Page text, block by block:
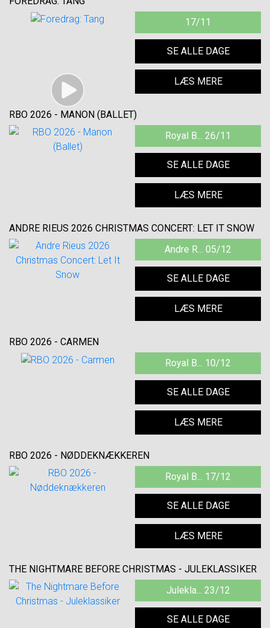
17/11
SE ALLE DAGE
LÆS MERE
RBO 2026 - MANON (BALLET)
Royal B... 26/11
SE ALLE DAGE
LÆS MERE
ANDRE RIEUS 2026 CHRISTMAS CONCERT: LET IT SNOW
Andre R... 05/12
SE ALLE DAGE
LÆS MERE
RBO 2026 - CARMEN
Royal B... 10/12
SE ALLE DAGE
LÆS MERE
RBO 2026 - NØDDEKNÆKKEREN
Royal B... 17/12
SE ALLE DAGE
LÆS MERE
THE NIGHTMARE BEFORE CHRISTMAS - JULEKLASSIKER
Julekla... 23/12
SE ALLE DAGE